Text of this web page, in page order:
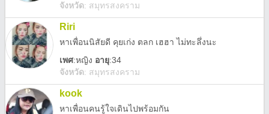
จังหวัด: สมุทรสงคราม
Riri
หาเพื่อนนิสัยดี คุยเก่ง ตลก เฮฮา ไม่ทะลึ่งนะ
เพศ:หญิง อายุ:34
จังหวัด: สมุทรสงคราม
kook
หาเพื่อนคนรู้ใจเดินไปพร้อมกัน